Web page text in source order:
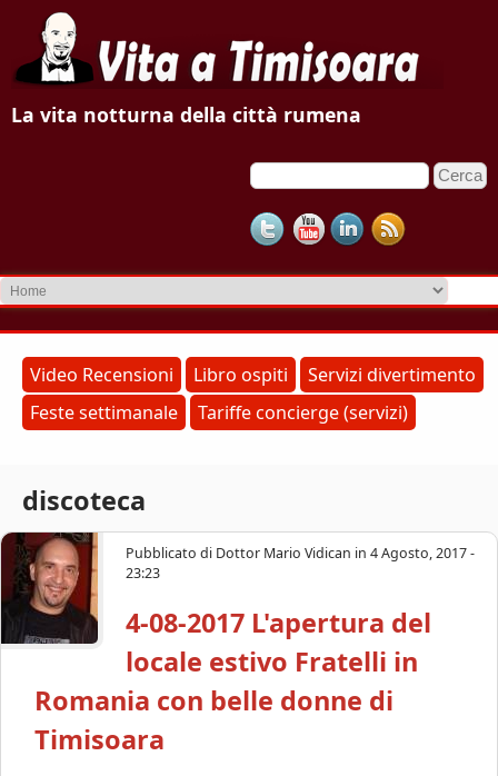
V
a
T
m
s
o
a
r
La vita notturna della città rumena
F
o
r
m
d
i
r
i
c
a
C
r
c
a
Video Recensioni Libro ospiti
Servizi divertimento
Feste settimanale
Tariffe concierge (servizi)
discoteca
Pubblicato di Dottor Mario Vidican in 4 Agosto, 2017 -
23:23
4-08-2017 L'apertura del
locale estivo Fratelli in
Romania con belle donne di
Timisoara